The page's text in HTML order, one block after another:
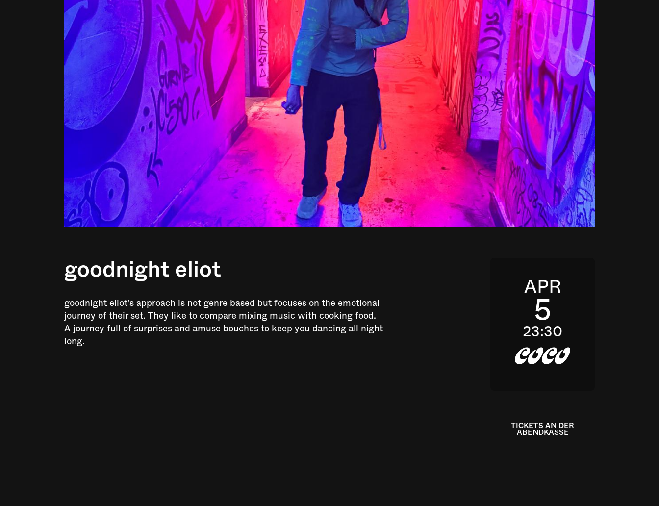
goodnight eliot
goodnight eliot's approach is not genre based but focuses on the emotional
journey of their set. They like to compare mixing music with cooking food.
A journey full of surprises and amuse bouches to keep you dancing all night
long.
APR
5
23:30
c
TICKETS AN DER
ABENDKASSE